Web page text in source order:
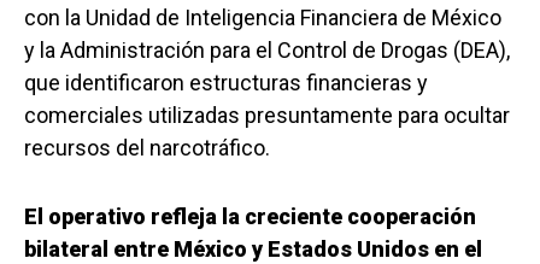
con la Unidad de Inteligencia Financiera de México
y la Administración para el Control de Drogas (DEA),
que identificaron estructuras financieras y
comerciales utilizadas presuntamente para ocultar
recursos del narcotráfico.
El operativo refleja la creciente cooperación
bilateral entre México y Estados Unidos en el